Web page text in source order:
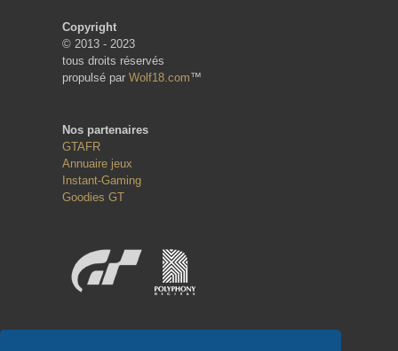
Copyright
© 2013 - 2023
tous droits réservés
propulsé par Wolf18.com™
Nos partenaires
GTAFR
Annuaire jeux
Instant-Gaming
Goodies GT